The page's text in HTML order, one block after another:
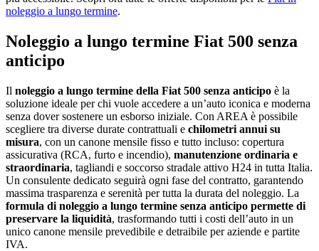
noleggio a lungo termine.
Noleggio a lungo termine Fiat 500 senza
anticipo
Il noleggio a lungo termine della Fiat 500 senza anticipo è la
soluzione ideale per chi vuole accedere a un’auto iconica e moderna
senza dover sostenere un esborso iniziale. Con AREA è possibile
scegliere tra diverse durate contrattuali e chilometri annui su
misura, con un canone mensile fisso e tutto incluso: copertura
assicurativa (RCA, furto e incendio), manutenzione ordinaria e
straordinaria, tagliandi e soccorso stradale attivo H24 in tutta Italia.
Un consulente dedicato seguirà ogni fase del contratto, garantendo
massima trasparenza e serenità per tutta la durata del noleggio. La
formula di noleggio a lungo termine senza anticipo permette di
preservare la liquidità, trasformando tutti i costi dell’auto in un
unico canone mensile prevedibile e detraibile per aziende e partite
IVA.